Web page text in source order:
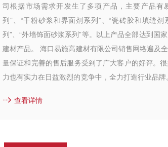
司根据市场需求开发生了多项产品，主要产品有
列”、“干粉砂浆和界面剂系列”、“瓷砖胶和填缝
列”、“外墙饰面砂浆系列”等。以上产品全部达到国
建材产品。 海口易施高建材有限公司销售网络遍及
量保证和完善的售后服务受到了广大客户的好评。
力也有实力在日益激烈的竞争中，全力打造行业品
查看详情